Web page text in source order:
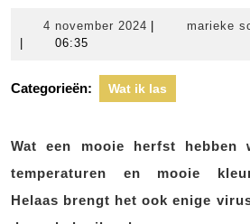
4 november 2024 4
marieke
06:35
Categorieën: Wat ik las
Wat een mooie herfst hebben
temperaturen en mooie
Helaas brengt het ook enige